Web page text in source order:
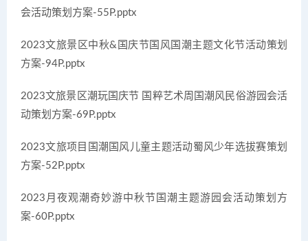
会活动策划方案-55P.pptx
2023文旅景区中秋&国庆节国风国潮主题文化节活动策划
方案-94P.pptx
2023文旅景区潮玩国庆节 国粹艺术周国潮风民俗游园会活
动策划方案-69P.pptx
2023文旅项目国潮国风儿童主题活动蜀风少年选拔赛策划
方案-52P.pptx
2023月夜观潮奇妙游中秋节国潮主题游园会活动策划方
案-60P.pptx